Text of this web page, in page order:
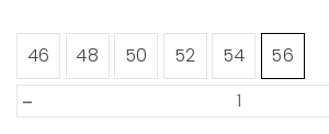
46 48 50 52 54 56
-